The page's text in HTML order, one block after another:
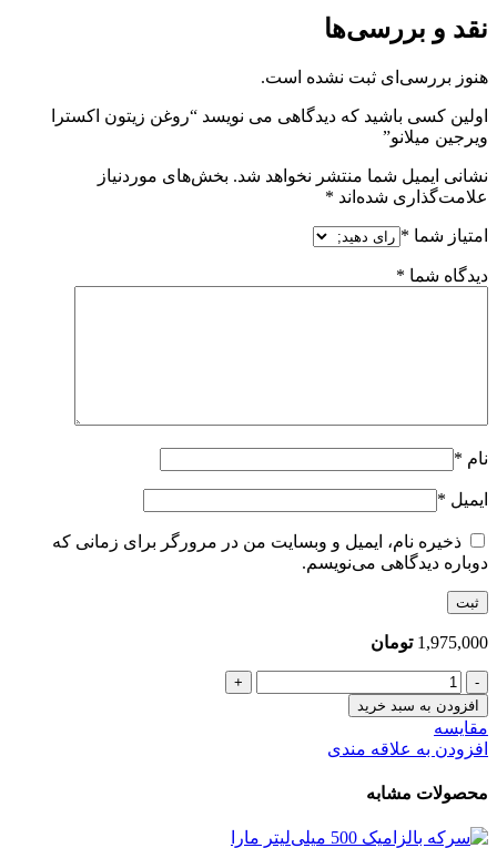
نقد و بررسی‌ها
هنوز بررسی‌ای ثبت نشده است.
اولین کسی باشید که دیدگاهی می نویسد “روغن زیتون اکسترا
ویرجین میلانو”
نشانی ایمیل شما منتشر نخواهد شد. بخش‌های موردنیاز
علامت‌گذاری شده‌اند *
امتیاز شما *
دیدگاه شما *
نام *
ایمیل *
ذخیره نام، ایمیل و وبسایت من در مرورگر برای زمانی که
دوباره دیدگاهی می‌نویسم.
1,975,000 تومان
روغن
زیتون
اکسترا
ویرجین
میلانو
عدد
افزودن به سبد خرید
مقایسه
افزودن به علاقه مندی
محصولات مشابه